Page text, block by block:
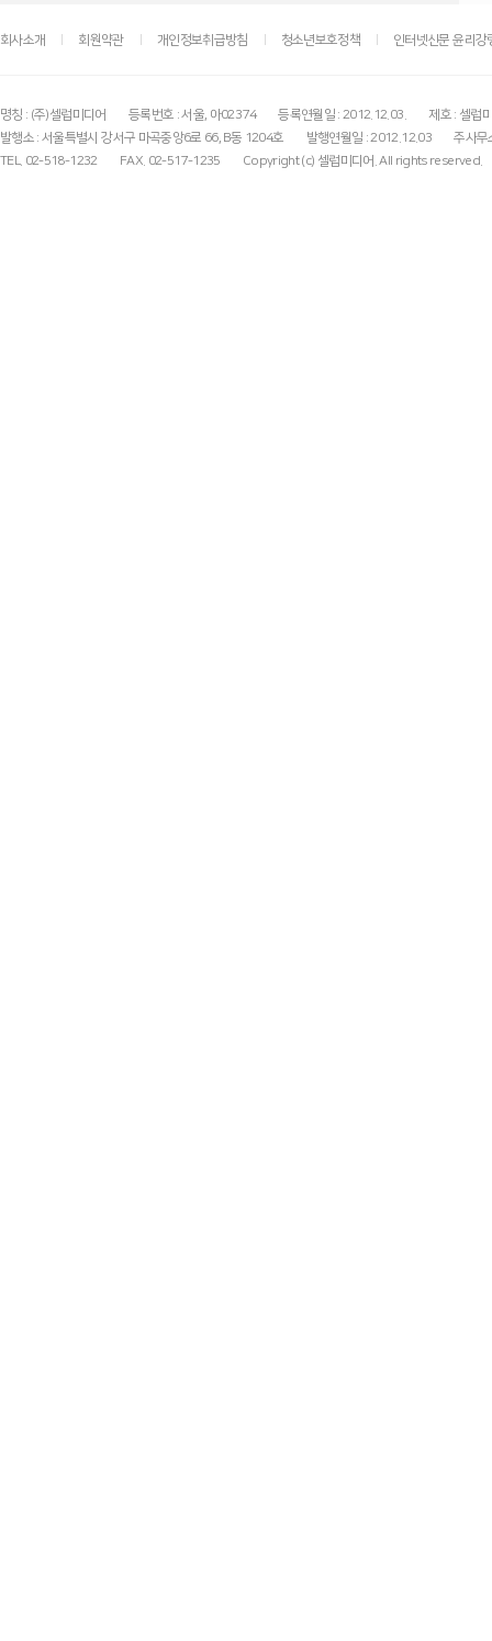
회사소개 회원약관 개인정보취급방침 청소년보호정책 인터넷신문 윤리강
명칭 : (주)셀럽미디어 등록번호 : 서울, 아02374 등록연월일 : 2012.12.03.
제호 : 셀럽
발행소 : 서울특별시 강서구 마곡중앙6로 66, B동 1204호
발행연월일 : 2012.12.03
주사무
TEL. 02-518-1232
FAX. 02-517-1235 Copyright (c) 셀럽미디어. All rights reserved.